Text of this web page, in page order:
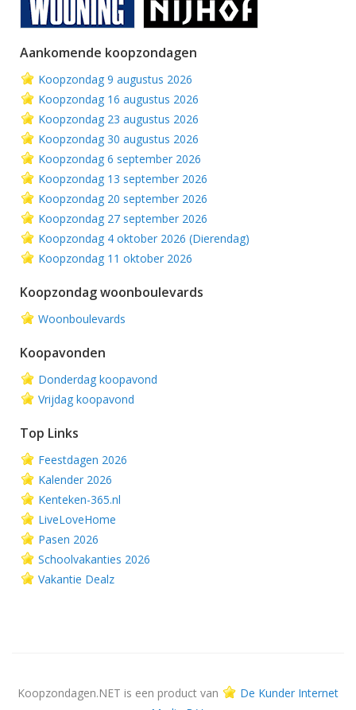
Aankomende koopzondagen
Koopzondag 9 augustus 2026
Koopzondag 16 augustus 2026
Koopzondag 23 augustus 2026
Koopzondag 30 augustus 2026
Koopzondag 6 september 2026
Koopzondag 13 september 2026
Koopzondag 20 september 2026
Koopzondag 27 september 2026
Koopzondag 4 oktober 2026 (Dierendag)
Koopzondag 11 oktober 2026
Koopzondag woonboulevards
Woonboulevards
Koopavonden
Donderdag koopavond
Vrijdag koopavond
Top Links
Feestdagen 2026
Kalender 2026
Kenteken-365.nl
LiveLoveHome
Pasen 2026
Schoolvakanties 2026
Vakantie Dealz
Koopzondagen.NET is een product van
De Kunder Internet